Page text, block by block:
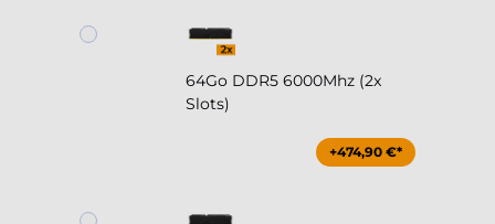
64Go DDR5 6000Mhz (2x
Slots)
+474,90 €*